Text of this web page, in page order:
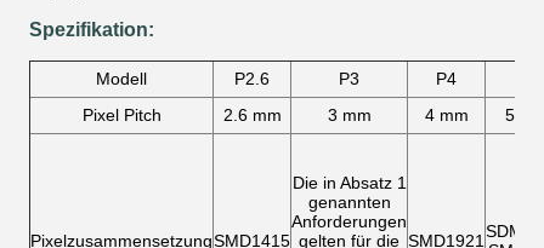
Spezifikation:
Modell P2.6 P3 P4
Pixel Pitch
2.6 mm 3 mm 4 mm 5
PixelzusammensetzungSMD1415
Die in Absatz 1
genannten
Anforderungen
gelten für die SMD1921